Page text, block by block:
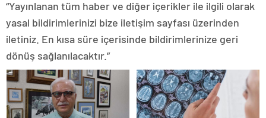
“Yayınlanan tüm haber ve diğer içerikler ile ilgili olarak
yasal bildirimlerinizi bize iletişim sayfası üzerinden
iletiniz. En kısa süre içerisinde bildirimlerinize geri
dönüş sağlanılacaktır.”